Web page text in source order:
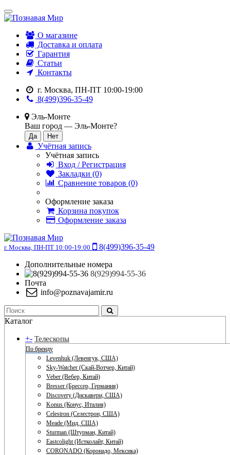
О магазине
Доставка и оплата
Гарантия
Статьи
Контакты
г. Москва, ПН-ПТ 10:00-19:00
8(499)396-35-49
Эль-Монте
Ваш город — Эль-Монте?
Учётная запись
Учётная запись
Вход / Регистрация
Закладки (0)
Сравнение товаров (0)
Оформление заказа
Корзина покупок
Оформление заказа
г. Москва, ПН-ПТ 10:00-19:00
8(499)396-35-49
Дополнительные номера
8(929)994-55-36
Почта
info@poznavajamir.ru
Каталог
+- Телескопы
По бренду
Levenhuk (Левенгук, США)
Sky-Watcher (Скай-Вотчер, Китай)
Veber (Вебер, Китай)
Bresser (Брессер, Германия)
Discovery (Дискавери, США)
Konus (Конус, Италия)
Celestron (Селестрон, США)
Meade (Мид, США)
Sturman (Штурман, Китай)
Eastcolight (Истколайт, Китай)
CORONADO (Коронадо, Мексика)